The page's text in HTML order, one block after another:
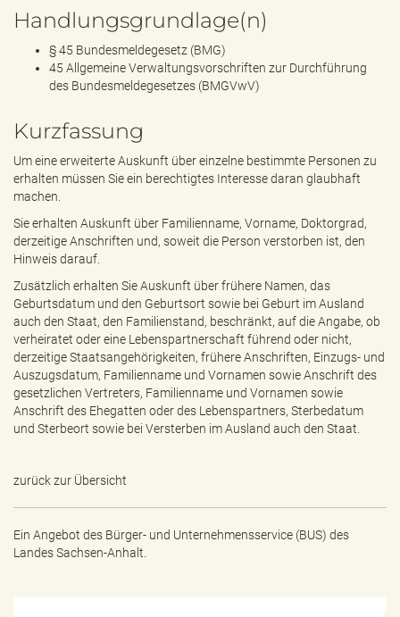
Handlungsgrundlage(n)
§ 45 Bundesmeldegesetz (BMG)
45 Allgemeine Verwaltungsvorschriften zur Durchführung
des Bundesmeldegesetzes (BMGVwV)
Kurzfassung
Um eine erweiterte Auskunft über einzelne bestimmte Personen zu
erhalten müssen Sie ein berechtigtes Interesse daran glaubhaft
machen.
Sie erhalten Auskunft über Familienname, Vorname, Doktorgrad,
derzeitige Anschriften und, soweit die Person verstorben ist, den
Hinweis darauf.
Zusätzlich erhalten Sie Auskunft über frühere Namen, das
Geburtsdatum und den Geburtsort sowie bei Geburt im Ausland
auch den Staat, den Familienstand, beschränkt, auf die Angabe, ob
verheiratet oder eine Lebenspartnerschaft führend oder nicht,
derzeitige Staatsangehörigkeiten, frühere Anschriften, Einzugs- und
Auszugsdatum, Familienname und Vornamen sowie Anschrift des
gesetzlichen Vertreters, Familienname und Vornamen sowie
Anschrift des Ehegatten oder des Lebenspartners, Sterbedatum
und Sterbeort sowie bei Versterben im Ausland auch den Staat.
zurück zur Übersicht
Ein Angebot des Bürger- und Unternehmensservice (BUS) des
Landes Sachsen-Anhalt.